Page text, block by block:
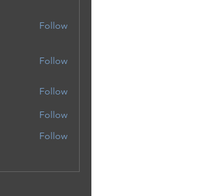
Follow
Follow
Follow
Follow
Follow